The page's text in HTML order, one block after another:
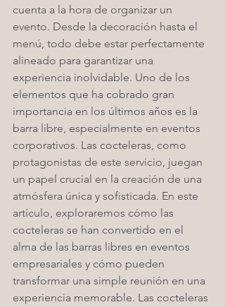
cuenta a la hora de organizar un
evento. Desde la decoración hasta el
menú, todo debe estar perfectamente
alineado para garantizar una
experiencia inolvidable. Uno de los
elementos que ha cobrado gran
importancia en los últimos años es la
barra libre, especialmente en eventos
corporativos. Las cocteleras, como
protagonistas de este servicio, juegan
un papel crucial en la creación de una
atmósfera única y sofisticada. En este
artículo, exploraremos cómo las
cocteleras se han convertido en el
alma de las barras libres en eventos
empresariales y cómo pueden
transformar una simple reunión en una
experiencia memorable. Las cocteleras